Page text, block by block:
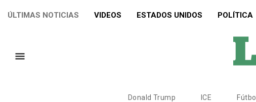
ÚLTIMAS NOTICIAS VIDEOS ESTADOS UNIDOS POLÍTICA
Donald Trump ICE Fútbol